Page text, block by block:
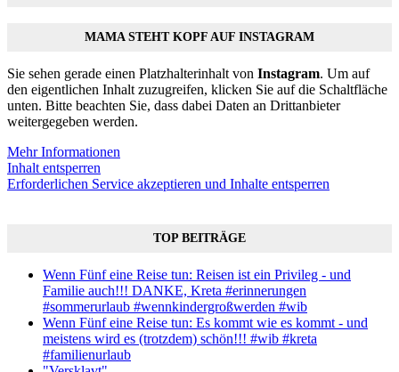
MAMA STEHT KOPF AUF INSTAGRAM
Sie sehen gerade einen Platzhalterinhalt von Instagram. Um auf
den eigentlichen Inhalt zuzugreifen, klicken Sie auf die Schaltfläche
unten. Bitte beachten Sie, dass dabei Daten an Drittanbieter
weitergegeben werden.
Mehr Informationen
Inhalt entsperren
Erforderlichen Service akzeptieren und Inhalte entsperren
TOP BEITRÄGE
Wenn Fünf eine Reise tun: Reisen ist ein Privileg - und
Familie auch!!! DANKE, Kreta #erinnerungen
#sommerurlaub #wennkindergroßwerden #wib
Wenn Fünf eine Reise tun: Es kommt wie es kommt - und
meistens wird es (trotzdem) schön!!! #wib #kreta
#familienurlaub